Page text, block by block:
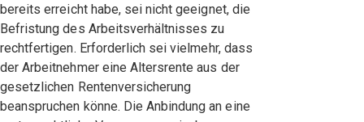
bereits erreicht habe, sei nicht geeignet, die
Befristung des Arbeitsverhältnisses zu
rechtfertigen. Erforderlich sei vielmehr, dass
der Arbeitnehmer eine Altersrente aus der
gesetzlichen Rentenversicherung
beanspruchen könne. Die Anbindung an eine